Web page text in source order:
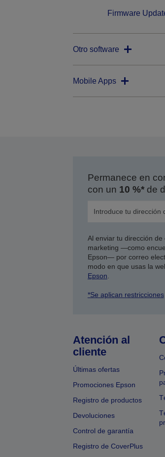
Firmware
Otro software
Mobile Apps
Permanece en
con un 10 %*de
Al enviar tu dirección
marketing —como
Epson— por correo
modo en que usas la
Epson.
*Se aplican restricciones
Atención al
cliente
Últimas ofertas
Promociones Epson
Registro de productos
Devoluciones
Control de garantía
Registro de CoverPlus